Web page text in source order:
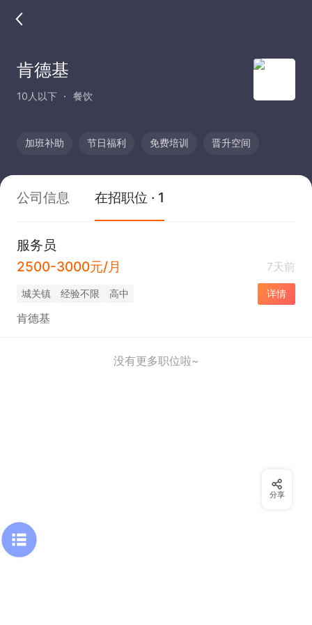
肯德基
10人以下 餐饮
加班补助 节日福利 免费培训 晋升空间
公司信息 在招职位 · 1
服务员
2500-3000元/月
7天前
城关镇 经验不限 高中 详情
肯德基
没有更多职位啦~
分享